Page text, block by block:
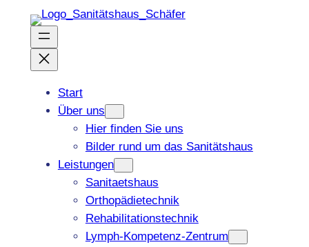
Inhalt
springen
Start
Über uns
Hier finden Sie uns
Bilder rund um das Sanitätshaus
Leistungen
Sanitaetshaus
Orthopädietechnik
Rehabilitationstechnik
Lymph-Kompetenz-Zentrum